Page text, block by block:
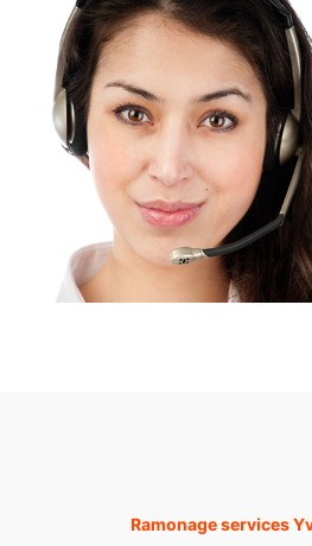
Ramonage services